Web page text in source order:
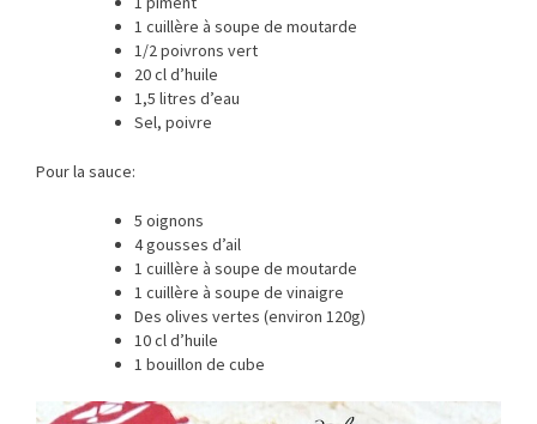
1 cuillère à soupe de moutarde
1/2 poivrons vert
20 cl d’huile
1,5 litres d’eau
Sel, poivre
Pour la sauce:
5 oignons
4 gousses d’ail
1 cuillère à soupe de moutarde
1 cuillère à soupe de vinaigre
Des olives vertes (environ 120g)
10 cl d’huile
1 bouillon de cube